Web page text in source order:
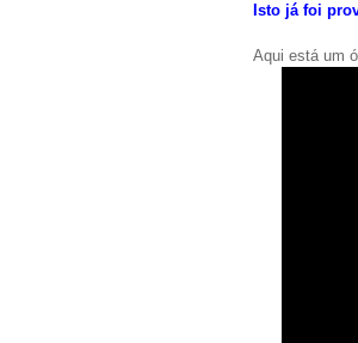
Isto já foi
Aqui está um